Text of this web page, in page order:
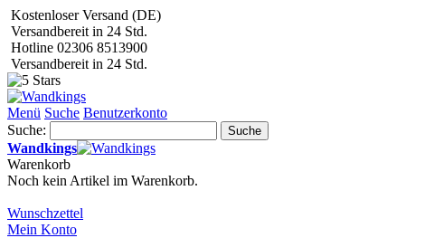
Kostenloser Versand (DE)
Versandbereit in 24 Std.
Hotline 02306 8513900
Versandbereit in 24 Std.
Menü Suche Benutzerkonto
Suche:
Suche
Wandkings
Warenkorb
Noch kein Artikel im Warenkorb.
Wunschzettel
Mein Konto